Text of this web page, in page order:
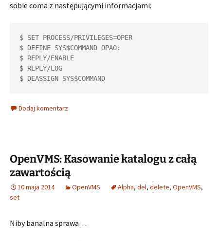
sobie coma z następującymi informacjami:
$ SET PROCESS/PRIVILEGES=OPER
$ DEFINE SYS$COMMAND OPA0:
$ REPLY/ENABLE
$ REPLY/LOG
Dodaj komentarz
OpenVMS: Kasowanie katalogu z całą
zawartością
10 maja 2014 OpenVMS Alpha, del, delete, OpenVMS,
set
Niby banalna sprawa…